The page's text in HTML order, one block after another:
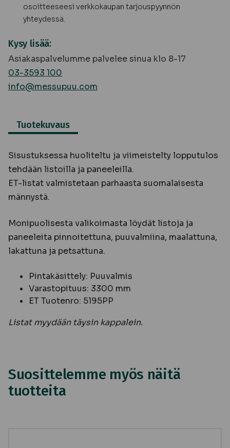
osoitteeseesi verkkokaupan tarjouspyynnön
yhteydessä.
Kysy lisää:
Asiakaspalvelumme palvelee sinua klo 8-17
03-3593 100
info@messupuu.com
Tuotekuvaus
Sisustuksessa huoliteltu ja viimeistelty lopputulos
tehdään listoilla ja paneeleilla.
ET-listat valmistetaan parhaasta suomalaisesta
männystä.
Monipuolisesta valikoimasta löydät listoja ja
paneeleita pinnoitettuna, puuvalmiina, maalattuna,
lakattuna ja petsattuna.
Pintakäsittely: Puuvalmis
Varastopituus: 3300 mm
ET Tuotenro: 5195PP
Listat myydään täysin kappalein.
Suosittelemme myös näitä
tuotteita